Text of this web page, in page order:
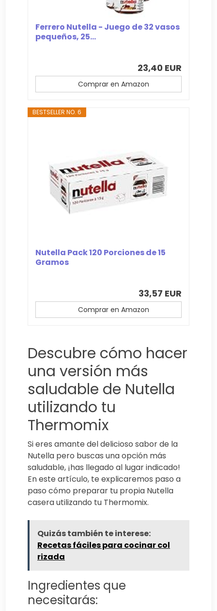
Ferrero Nutella - Juego de 32 vasos
pequeños, 25...
23,40 EUR
Comprar en Amazon
BESTSELLER NO. 6
Nutella Pack 120 Porciones de 15
Gramos
33,57 EUR
Comprar en Amazon
Descubre cómo hacer
una versión más
saludable de Nutella
utilizando tu
Thermomix
Si eres amante del delicioso sabor de la
Nutella pero buscas una opción más
saludable, ¡has llegado al lugar indicado!
En este artículo, te explicaremos paso a
paso cómo preparar tu propia Nutella
casera utilizando tu Thermomix.
Quizás también te interese:
Recetas fáciles para cocinar col
rizada
Ingredientes que
necesitarás: